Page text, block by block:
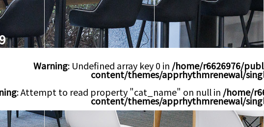
Warning: Undefined array key 0 in /home/r6626976/
content/themes/apprhythmrenewal/
: Attempt to read property "cat_name" on null in /home/
content/themes/apprhythmrenewal/